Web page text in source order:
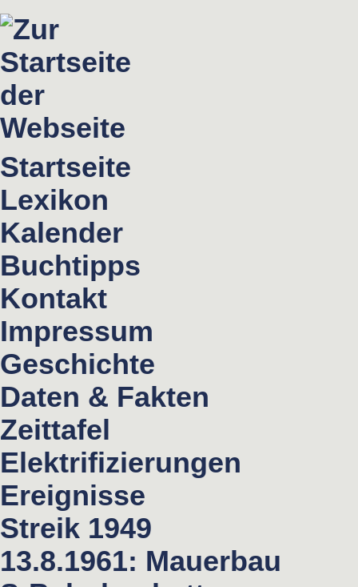
Startseite
Lexikon
Kalender
Buchtipps
Kontakt
Impressum
Geschichte
Daten & Fakten
Zeittafel
Elektrifizierungen
Ereignisse
Streik 1949
13.8.1961: Mauerbau